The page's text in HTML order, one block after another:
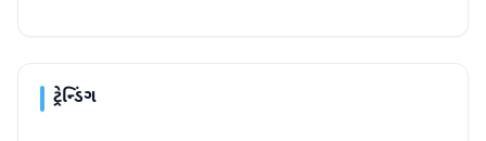
ટ્રેન્ડિંગ